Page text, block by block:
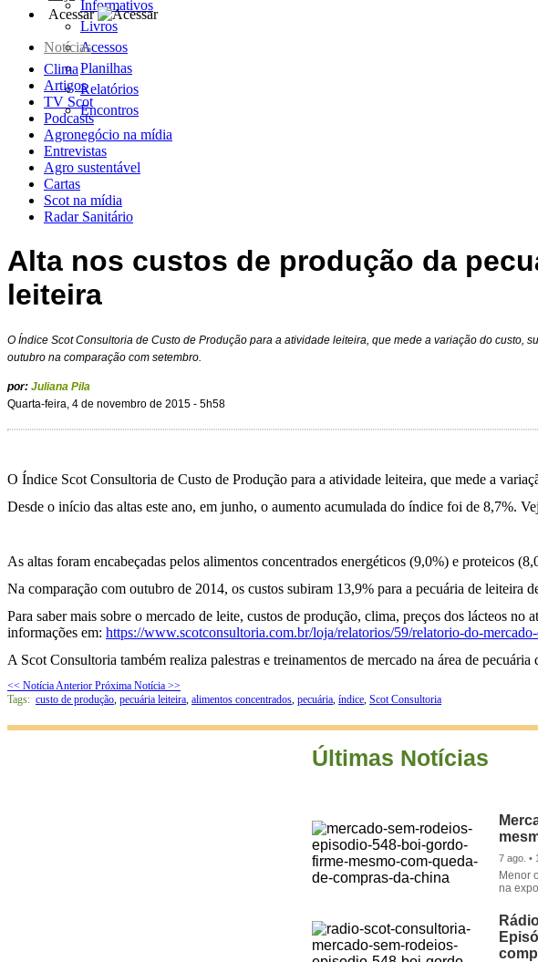
Informativos
Livros
Acessos
Planilhas
Relatórios
Encontros
Acessar
Notícias
Clima
Artigos
TV Scot
Podcasts
Agronegócio na mídia
Entrevistas
Agro sustentável
Cartas
Scot na mídia
Radar Sanitário
Alta nos custos de produção da
leiteira
O Índice Scot Consultoria de Custo de Produção para a atividade leiteira, que mede a variação do custo,
outubro na comparação com setembro.
por: Juliana Pila
Quarta-feira, 4 de novembro de 2015 - 5h58
O Índice Scot Consultoria de Custo de Produção para a atividade leiteira, que mede a
Desde o início das altas este ano, em junho, o aumento acumulada do índice foi de 8,7%.
As altas foram encabeçadas pelos alimentos concentrados energéticos (9,0%) e proteicos
Na comparação com outubro de 2014, os custos subiram 13,9% para a pecuária de leiteira
Para saber mais sobre o mercado de leite, custos de produção, clima, preços dos lácteos
informações em: https://www.scotconsultoria.com.br/loja/relatorios/59/relatorio-do-
A Scot Consultoria também realiza palestras e treinamentos de mercado na área de pecuária
<< Notícia Anterior Próxima Notícia >>
Tags: custo de produção, pecuária leiteira, alimentos concentrados, pecuária, índice, Scot Consultoria
Últimas Notícias
7 ago. •
Menor
na